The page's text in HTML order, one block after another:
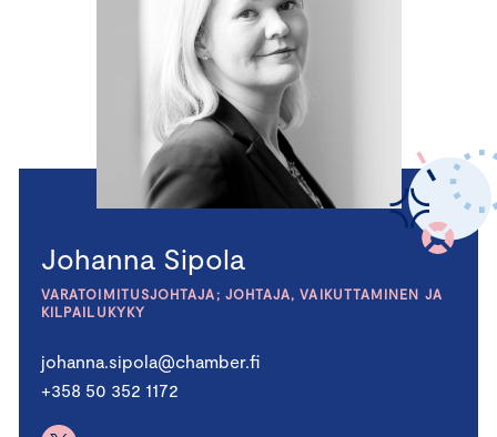
Johanna Sipola
VARATOIMITUSJOHTAJA; JOHTAJA, VAIKUTTAMINEN JA
KILPAILUKYKY
johanna.sipola@chamber.fi
+358 50 352 1172